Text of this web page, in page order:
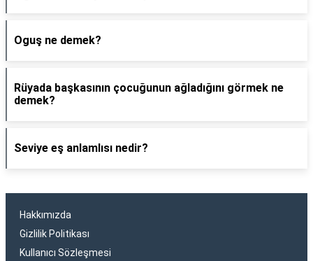
Oguş ne demek?
Rüyada başkasının çocuğunun ağladığını görmek ne
demek?
Seviye eş anlamlısı nedir?
Hakkımızda
Gizlilik Politikası
Kullanıcı Sözleşmesi